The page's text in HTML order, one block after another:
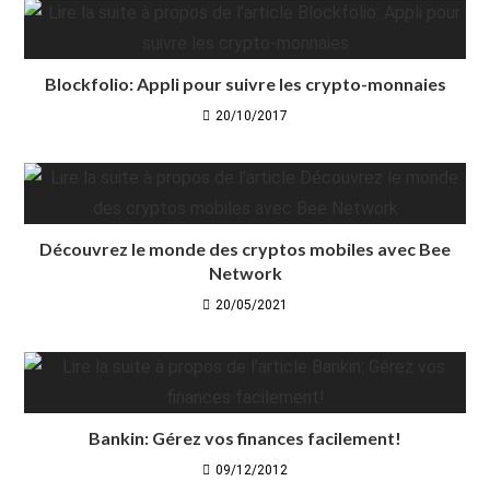
Blockfolio: Appli pour suivre les crypto-monnaies
20/10/2017
Découvrez le monde des cryptos mobiles avec Bee
Network
20/05/2021
Bankin: Gérez vos finances facilement!
09/12/2012